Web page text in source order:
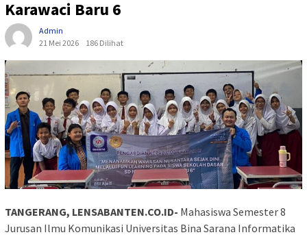
Karawaci Baru 6
Admin
21 Mei 2026
186 Dilihat
TANGERANG, LENSABANTEN.CO.ID- Mahasiswa Semester 8
Jurusan Ilmu Komunikasi Universitas Bina Sarana Informatika